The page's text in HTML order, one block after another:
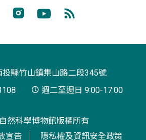
閱
投縣竹山鎮集山路二段345號
週二至週日 9:00-17:00
然科學博物館版權所有
宣告
隱私權及資訊安全政策